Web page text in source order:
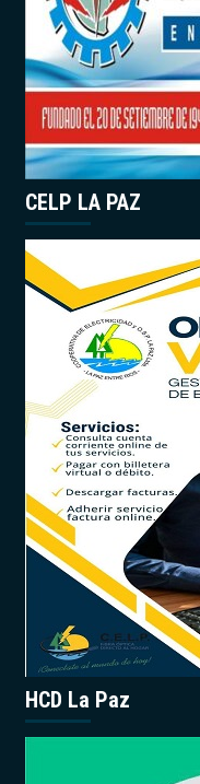
CELP LA PAZ
HCD La Paz